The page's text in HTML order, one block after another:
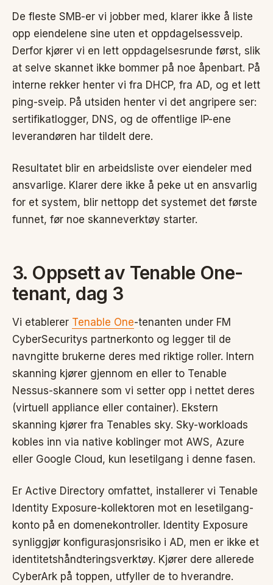
De fleste SMB-er vi jobber med, klarer ikke å liste
opp eiendelene sine uten et oppdagelsessveip.
Derfor kjører vi en lett oppdagelsesrunde først, slik
at selve skannet ikke bommer på noe åpenbart. På
interne rekker henter vi fra DHCP, fra AD, og et lett
ping-sveip. På utsiden henter vi det angripere ser:
sertifikatlogger, DNS, og de offentlige IP-ene
leverandøren har tildelt dere.
Resultatet blir en arbeidsliste over eiendeler med
ansvarlige. Klarer dere ikke å peke ut en ansvarlig
for et system, blir nettopp det systemet det første
funnet, før noe skanneverktøy starter.
3. Oppsett av Tenable One-
tenant, dag 3
Vi etablerer Tenable One-tenanten under FM
CyberSecuritys partnerkonto og legger til de
navngitte brukerne deres med riktige roller. Intern
skanning kjører gjennom en eller to Tenable
Nessus-skannere som vi setter opp i nettet deres
(virtuell appliance eller container). Ekstern
skanning kjører fra Tenables sky. Sky-workloads
kobles inn via native koblinger mot AWS, Azure
eller Google Cloud, kun lesetilgang i denne fasen.
Er Active Directory omfattet, installerer vi Tenable
Identity Exposure-kollektoren mot en lesetilgang-
konto på en domenekontroller. Identity Exposure
synliggjør konfigurasjonsrisiko i AD, men er ikke et
identitetshåndteringsverktøy. Kjører dere allerede
CyberArk på toppen, utfyller de to hverandre.